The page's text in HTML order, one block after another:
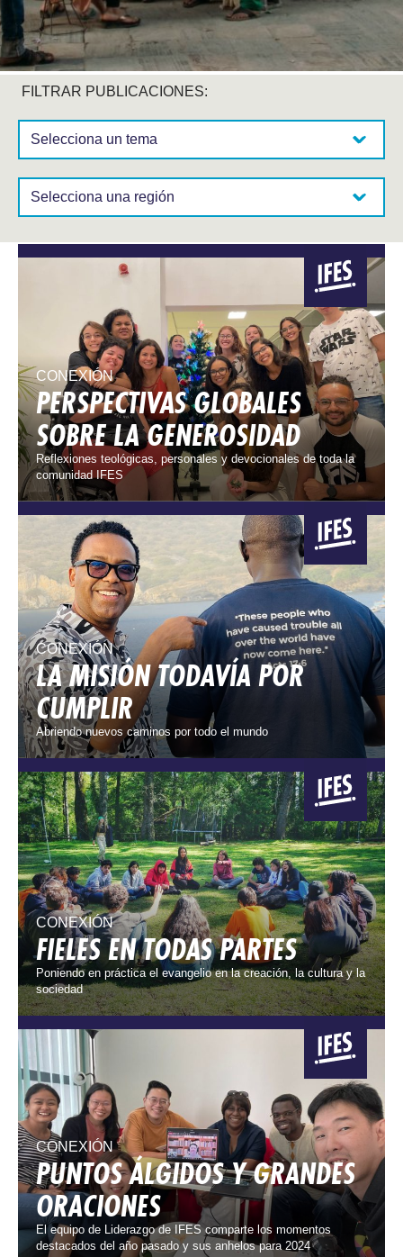
FILTRAR PUBLICACIONES:
CONEXIÓN
PERSPECTIVAS GLOBALES
SOBRE LA GENEROSIDAD
Reflexiones teológicas, personales y devocionales de toda la
comunidad IFES
CONEXIÓN
LA MISIÓN TODAVÍA POR
CUMPLIR
Abriendo nuevos caminos por todo el mundo
CONEXIÓN
FIELES EN TODAS PARTES
Poniendo en práctica el evangelio en la creación, la cultura y la
sociedad
CONEXIÓN
PUNTOS ÁLGIDOS Y GRANDES
ORACIONES
El equipo de Liderazgo de IFES comparte los momentos
destacados del año pasado y sus anhelos para 2024